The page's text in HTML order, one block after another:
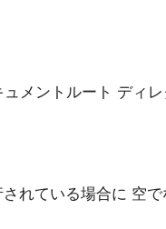
メントルート ディレ
れている場合に 空